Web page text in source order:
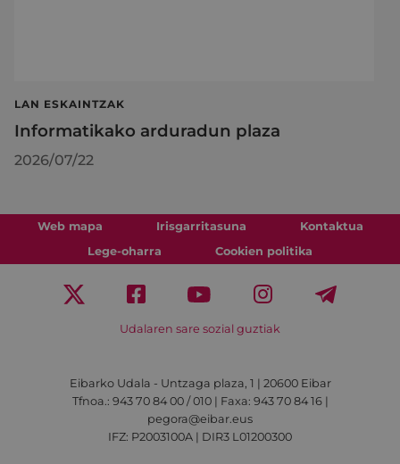
LAN ESKAINTZAK
Informatikako arduradun plaza
2026/07/22
Web mapa Irisgarritasuna
Kontaktua
Lege-oharra
Cookien politika
Udalaren sare sozial guztiak
Eibarko Udala - Untzaga plaza, 1 | 20600 Eibar
Tfnoa.: 943 70 84 00 / 010 | Faxa: 943 70 84 16 |
pegora@eibar.eus
IFZ: P2003100A | DIR3 L01200300